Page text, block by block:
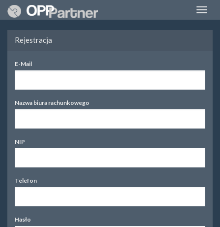
Toggle
Rejestracja
E-Mail
Nazwa biura rachunkowego
NIP
Telefon
Hasło